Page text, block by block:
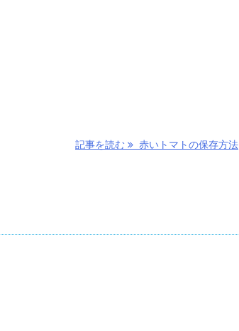
記事を読む
赤いトマトの保存方法